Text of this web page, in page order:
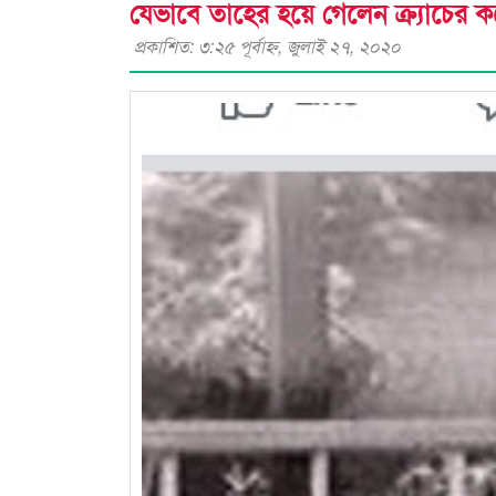
যেভাবে তাহের হয়ে গেলেন ক্র্যাচের
প্রকাশিত: ৩:২৫ পূর্বাহ্ণ, জুলাই ২৭, ২০২০